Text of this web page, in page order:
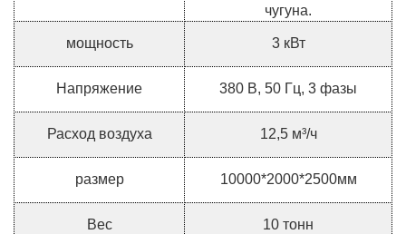
чугуна.
мощность 3 кВт
Напряжение 380 В, 50 Гц, 3 фазы
Расход воздуха 12,5 м³/ч
размер 10000*2000*2500мм
Вес 10 тонн